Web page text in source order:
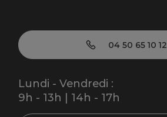
04 50 65 10 12
Lundi - Vendredi :
9h - 13h | 14h - 17h